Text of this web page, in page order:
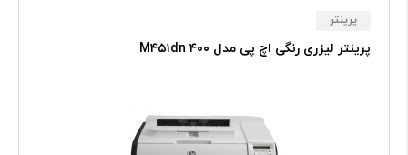
پرینتر
پرینتر لیزری رنگی اچ پی مدل ۴۰۰ M۴۵۱dn